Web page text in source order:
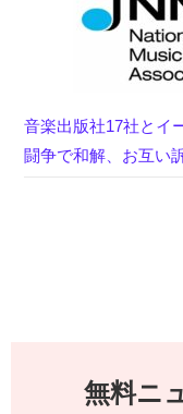
音楽出版社17社とイ
闘争で和解、お互い
無料ニ